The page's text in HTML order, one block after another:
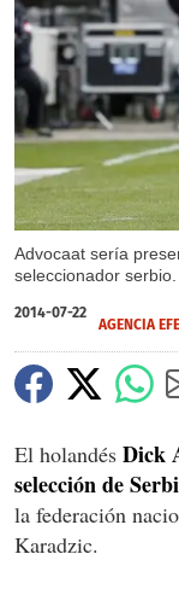
Advocaat sería
seleccionador serbio.
2014-07-22
AGENCIA EFE
El holandés Dick
selección de
la federación
Karadzic.